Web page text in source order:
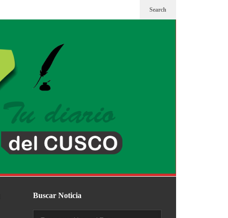
Search
Buscar Noticia